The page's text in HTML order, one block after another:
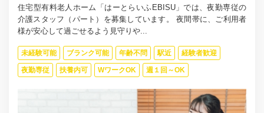
住宅型有料老人ホーム「はーとらいふEBISU」では、夜勤専従の
介護スタッフ（パート）を募集しています。 夜間帯に、ご利用者
様が安心して過ごせるよう見守りや...
未経験可能 ブランク可能 年齢不問 駅近 経験者歓迎
夜勤専従 扶養内可 WワークOK 週１回～OK